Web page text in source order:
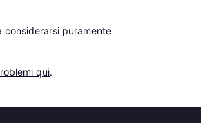
considerarsi puramente
qui.